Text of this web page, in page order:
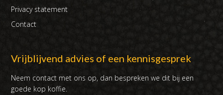
Privacy statement
Contact
Vrijblijvend advies of een kennisgesprek
Neem contact met ons op, dan bespreken we dit bij een
goede kop koffie.